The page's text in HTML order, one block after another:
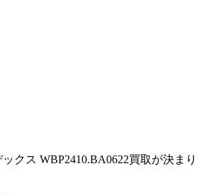
クス WBP2410.BA0622買取が決まり